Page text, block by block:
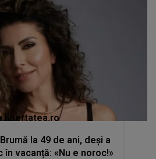
la 49 de ani, deși a
vacanță: «Nu e noroc!»